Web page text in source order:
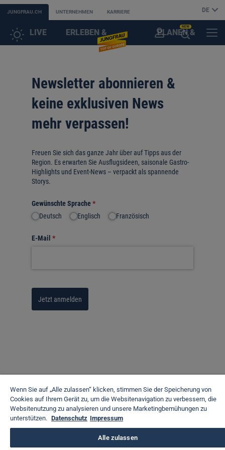
JUNGFRAU.CH UNTERNEHMEN KARRIERE DE
LIVE ERLEBEN & PLANEN &
NEW
Newsletter abonnieren &
keine exklusiven News
mehr verpassen!
Freuen Sie sich das ganze Jahr über auf Tipps aus der
Region. Es erwarten Sie Ausflugsideen, saisonale Gastro-
Highlights und Event-News – verpackt als spannende
Storys.
Gewünschte Sprache*
(erforderlich)
Deutsch
Englisch Französisch
E-Mail *
(erforderlich)
Jetzt anmelden
Wenn Sie auf „Alle zulassen“ klicken, stimmen Sie der Speicherung von
Cookies auf Ihrem Gerät zu, um die Websitenavigation zu verbessern, die
Websitenutzung zu analysieren und unsere Marketingbemühungen zu
unterstützen. Datenschutz Impressum
Alle zulassen